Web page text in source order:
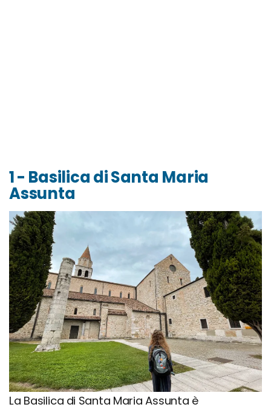
1 - Basilica di Santa Maria
Assunta
La Basilica di Santa Maria Assunta è